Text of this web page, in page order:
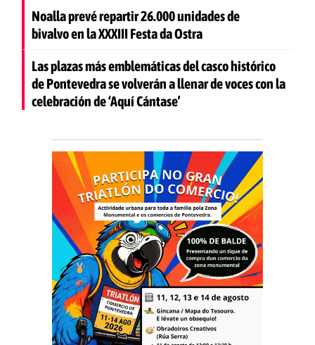
Noalla prevé repartir 26.000 unidades de
bivalvo en la XXXIII Festa da Ostra
Las plazas más emblemáticas del casco histórico
de Pontevedra se volverán a llenar de voces con la
celebración de ‘Aquí Cántase’